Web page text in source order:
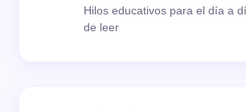
Hilos educativos para el día a
de leer